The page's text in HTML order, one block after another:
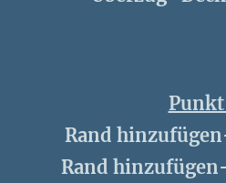
Rand
Rand